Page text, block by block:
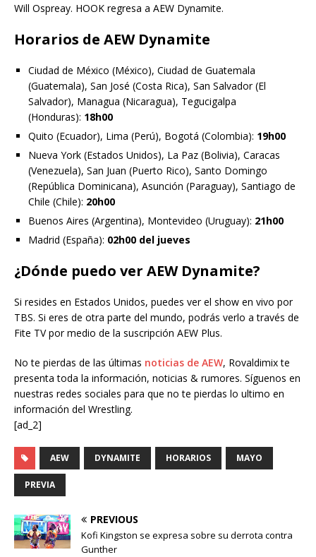
Will Ospreay. HOOK regresa a AEW Dynamite.
Horarios de AEW Dynamite
Ciudad de México (México), Ciudad de Guatemala
(Guatemala), San José (Costa Rica), San Salvador (El
Salvador), Managua (Nicaragua), Tegucigalpa
(Honduras): 18h00
Quito (Ecuador), Lima (Perú), Bogotá (Colombia): 19h00
Nueva York (Estados Unidos), La Paz (Bolivia), Caracas
(Venezuela), San Juan (Puerto Rico), Santo Domingo
(República Dominicana), Asunción (Paraguay), Santiago de
Chile (Chile): 20h00
Buenos Aires (Argentina), Montevideo (Uruguay): 21h00
Madrid (España): 02h00 del jueves
¿Dónde puedo ver AEW Dynamite?
Si resides en Estados Unidos, puedes ver el show en vivo por
TBS. Si eres de otra parte del mundo, podrás verlo a través de
Fite TV por medio de la suscripción AEW Plus.
No te pierdas de las últimas noticias de AEW, Rovaldimix te
presenta toda la información, noticias & rumores. Síguenos en
nuestras redes sociales para que no te pierdas lo ultimo en
información del Wrestling.
[ad_2]
AEW DYNAMITE HORARIOS MAYO
PREVIA
PREVIOUS
Kofi Kingston se expresa sobre su derrota contra
Gunther